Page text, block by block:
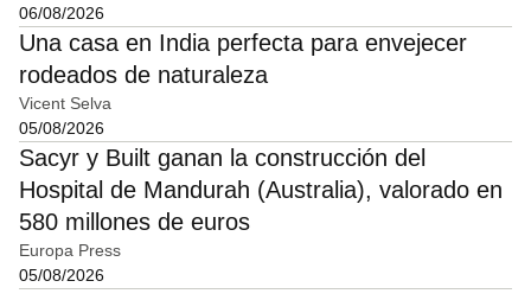
06/08/2026
Una casa en India perfecta para envejecer
rodeados de naturaleza
Vicent Selva
05/08/2026
Sacyr y Built ganan la construcción del
Hospital de Mandurah (Australia), valorado en
580 millones de euros
Europa Press
05/08/2026